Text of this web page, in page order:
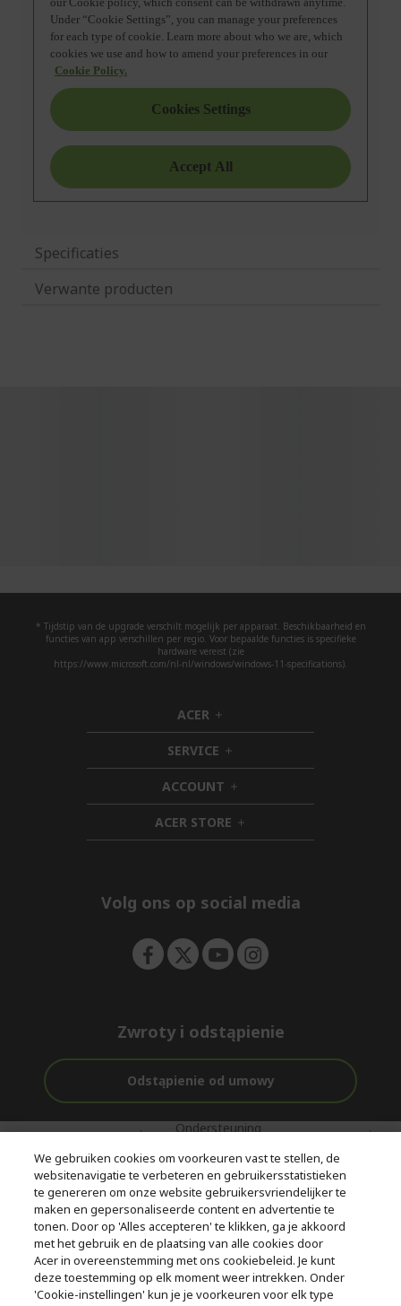
Specificaties
Verwante producten
* Tijdstip van de upgrade verschilt mogelijk per apparaat. Beschikbaarheid en
functies van app verschillen per regio. Voor bepaalde functies is specifieke
hardware vereist (zie
https://www.microsoft.com/nl-nl/windows/windows-11-specifications).
ACER h
i
d
d
e
n
SERVICE h
i
d
d
e
n
ACCOUNT h
i
d
d
ACER STORE h
i
e
Volg ons op social media
Zwroty i odstąpienie
Odstąpienie od umowy
Gratis
bezorging
Ondersteuning
aankoop
Met 0%
Rente
© 2026 Acer Inc.
CPYou BV is de erkende reseller van de producten en diensten die
in deze winkel worden aangeboden.
We gebruiken cookies om voorkeuren vast te stellen, de
websitenavigatie te verbeteren en gebruikersstatistieken
te genereren om onze website gebruikersvriendelijker te
maken en gepersonaliseerde content en advertentie te
tonen. Door op 'Alles accepteren' te klikken, ga je akkoord
met het gebruik en de plaatsing van alle cookies door
Acer in overeenstemming met ons cookiebeleid. Je kunt
deze toestemming op elk moment weer intrekken. Onder
'Cookie-instellingen' kun je je voorkeuren voor elk type